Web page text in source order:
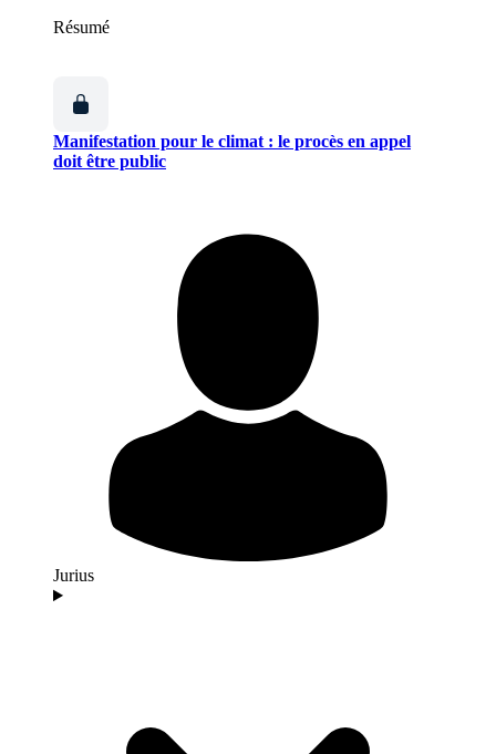
Résumé
Manifestation pour le climat : le procès en appel
doit être public
Jurius